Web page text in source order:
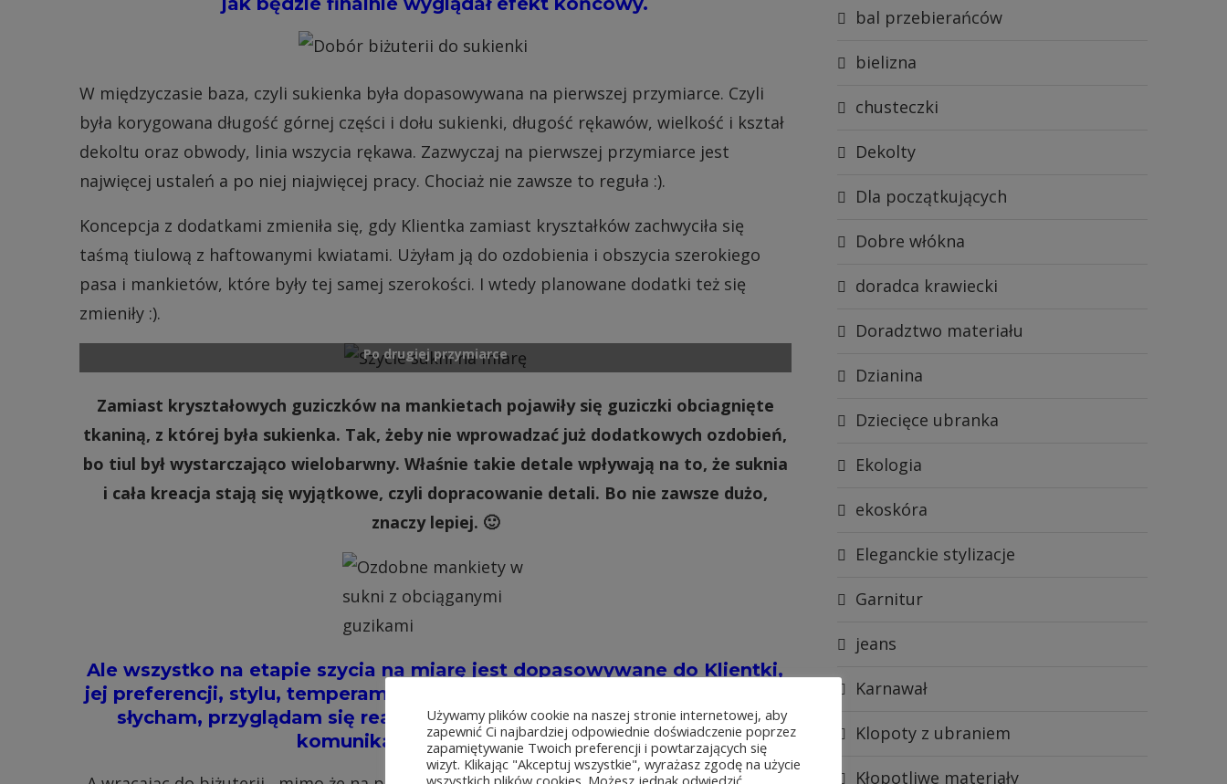
W międzyczasie baza, czyli sukienka była dopasowywana na pierwszej przymiarce. Czyli
była korygowana długość górnej części i dołu sukienki, długość rękawów, wielkość i kształ
dekoltu oraz obwody, linia wszycia rękawa. Zazwyczaj na pierwszej przymiarce jest
najwięcej ustaleń a po niej niajwięcej pracy. Chociaż nie zawsze to reguła :).
Koncepcja z dodatkami zmieniła się, gdy Klientka zamiast kryształków zachwyciła się
taśmą tiulową z haftowanymi kwiatami. Użyłam ją do ozdobienia i obszycia szerokiego
pasa i mankietów, które były tej samej szerokości. I wtedy planowane dodatki też się
zmieniły :).
Po drugiej przymiarce
Zamiast kryształowych guziczków na mankietach pojawiły się guziczki obciagnięte
tkaniną, z której była sukienka. Tak, żeby nie wprowadzać już dodatkowych ozdobień,
bo tiul był wystarczająco wielobarwny. Właśnie takie detale wpływają na to, że suknia
i cała kreacja stają się wyjątkowe, czyli dopracowanie detali. Bo nie zawsze dużo,
znaczy lepiej. 🙂
Ale wszystko na etapie szycia na miarę jest dopasowywane do Klientki,
jej preferencji, stylu, temperamentu. Nic nie narzucam, tylko proponuje i
słycham, przyglądam się reakcjom. Podczas szycia liczy się dobra
komunikacja i współpraca :).
bal przebierańców
bielizna
chusteczki
Dekolty
Dla początkujących
Dobre włókna
doradca krawiecki
Doradztwo materiału
Dzianina
Dziecięce ubranka
Ekologia
ekoskóra
Eleganckie stylizacje
Garnitur
jeans
Karnawał
Klopoty z ubraniem
Kłopotliwe materiały
Używamy plików cookie na naszej stronie internetowej, aby
zapewnić Ci najbardziej odpowiednie doświadczenie poprzez
zapamiętywanie Twoich preferencji i powtarzających się
wizyt. Klikając "Akceptuj wszystkie", wyrażasz zgodę na użycie
wszystkich plików cookies. Możesz jednak odwiedzić